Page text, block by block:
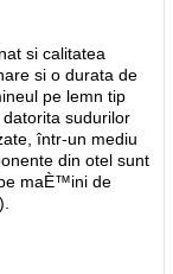
si calitatea
si o durata de
pe lemn tip
sudurilor
într-un mediu
din otel sunt
maÈ™ini de